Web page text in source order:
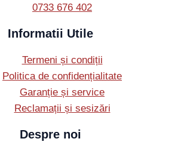
0733 676 402
Informatii Utile
Termeni și condiții
Politica de confidențialitate
Garanție și service
Reclamații și sesizări
Despre noi